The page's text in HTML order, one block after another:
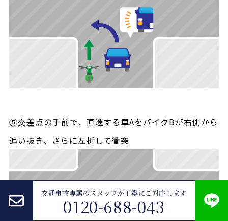
⑤交差点の手前で、直進する車AをバイクBが右側から
追い抜き、さらに左折して衝突
交通事故専属のスタッフが丁寧にご対応します
0120-688-043